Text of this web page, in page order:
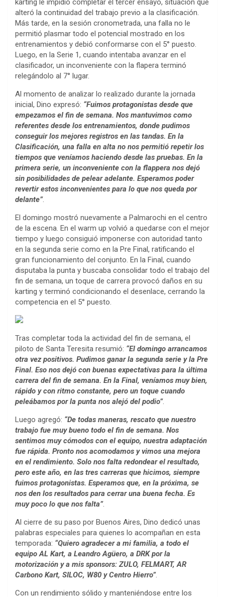
karting le impidió completar el tercer ensayo, situación que
alteró la continuidad del trabajo previo a la clasificación.
Más tarde, en la sesión cronometrada, una falla no le
permitió plasmar todo el potencial mostrado en los
entrenamientos y debió conformarse con el 5° puesto.
Luego, en la Serie 1, cuando intentaba avanzar en el
clasificador, un inconveniente con la flapera terminó
relegándolo al 7° lugar.
Al momento de analizar lo realizado durante la jornada
inicial, Dino expresó: “Fuimos protagonistas desde que
empezamos el fin de semana. Nos mantuvimos como
referentes desde los entrenamientos, donde pudimos
conseguir los mejores registros en las tandas. En la
Clasificación, una falla en alta no nos permitió repetir los
tiempos que veníamos haciendo desde las pruebas. En la
primera serie, un inconveniente con la flappera nos dejó
sin posibilidades de pelear adelante. Esperamos poder
revertir estos inconvenientes para lo que nos queda por
delante”.
El domingo mostró nuevamente a Palmarochi en el centro
de la escena. En el warm up volvió a quedarse con el mejor
tiempo y luego consiguió imponerse con autoridad tanto
en la segunda serie como en la Pre Final, ratificando el
gran funcionamiento del conjunto. En la Final, cuando
disputaba la punta y buscaba consolidar todo el trabajo del
fin de semana, un toque de carrera provocó daños en su
karting y terminó condicionando el desenlace, cerrando la
competencia en el 5° puesto.
Tras completar toda la actividad del fin de semana, el
piloto de Santa Teresita resumió: “El domingo arrancamos
otra vez positivos. Pudimos ganar la segunda serie y la Pre
Final. Eso nos dejó con buenas expectativas para la última
carrera del fin de semana. En la Final, veníamos muy bien,
rápido y con ritmo constante, pero un toque cuando
peleábamos por la punta nos alejó del podio”.
Luego agregó: “De todas maneras, rescato que nuestro
trabajo fue muy bueno todo el fin de semana. Nos
sentimos muy cómodos con el equipo, nuestra adaptación
fue rápida. Pronto nos acomodamos y vimos una mejora
en el rendimiento. Solo nos falta redondear el resultado,
pero este año, en las tres carreras que hicimos, siempre
fuimos protagonistas. Esperamos que, en la próxima, se
nos den los resultados para cerrar una buena fecha. Es
muy poco lo que nos falta”.
Al cierre de su paso por Buenos Aires, Dino dedicó unas
palabras especiales para quienes lo acompañan en esta
temporada: “Quiero agradecer a mi familia, a todo el
equipo AL Kart, a Leandro Agüero, a DRK por la
motorización y a mis sponsors: ZULO, FELMART, AR
Carbono Kart, SILOC, W80 y Centro Hierro”.
Con un rendimiento sólido y manteniéndose entre los